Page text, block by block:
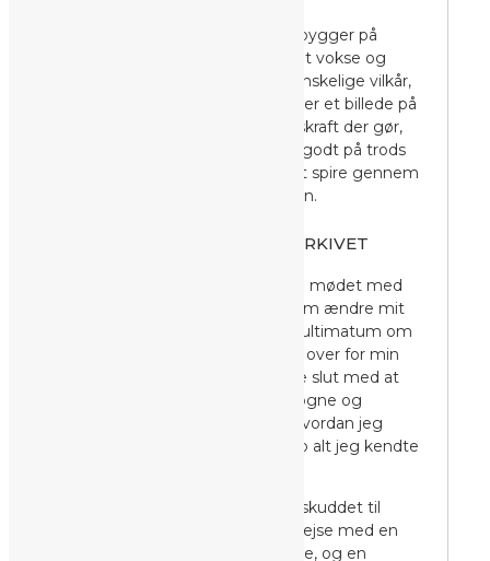
Begrebet “mælkebøttebarn”, bygger på
mælkebøtteplantens evne til at vokse og
blomstre under selv meget vanskelige vilkår,
til at spire igennem asfalt. Det er et billede på
den ukuelighed og modstandskraft der gør,
at nogle mennesker klarer sig godt på trods
af deres livsbetingelser. Men at spire gennem
asfalt sætter sine spor i kroppen.
EN REJSE MOD FØLELSESARKIVET
Jeg havde 6 måneder forinden mødet med
Michael, taget en beslutning om ændre mit
liv. Jeg havde stillet min far et ultimatum om
0 alkohol og havde og sagt fra over for min
far og familien. Det skulle være slut med at
leve et liv gemt bag facader, løgne og
skuespil, men jeg vidste ikke hvordan jeg
kom videre herfra, for det var jo alt jeg kendte
Mødet med Michael blev startskuddet til
lang, men fantastisk rejse. En rejse med en
masse udvikling, selverkendelse, og en